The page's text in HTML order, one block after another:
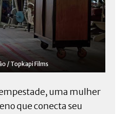
/ Topkapi Films
uma mulher
que conecta seu